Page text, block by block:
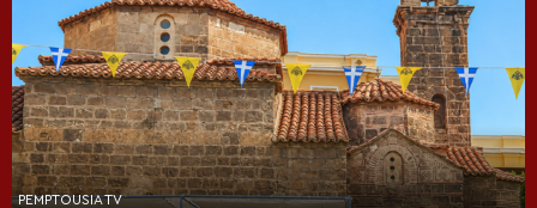
PEMPTOUSIA TV